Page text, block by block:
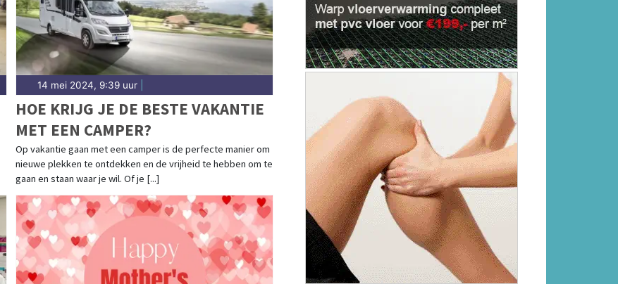
14 mei 2024, 9:39 uur|
HOE KRIJG JE DE BESTE VAKANTIE
MET EEN CAMPER?
Op vakantie gaan met een camper is de perfecte manier om
nieuwe plekken te ontdekken en de vrijheid te hebben om te
gaan en staan waar je wil. Of je [...]